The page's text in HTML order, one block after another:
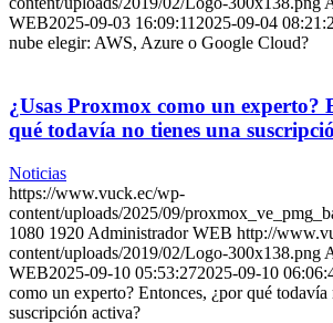
WEB2025-09-03 16:09:112025-09-04
nube elegir: AWS, Azure o Google Cloud?
¿Usas Proxmox como un experto?
qué todavía no tienes una
Noticias
https://www.vuck.ec/wp-
content/uploads/2025/09/
1080 1920 Administrador WEB http://
content/uploads/2019/02/Logo-300x138.png
WEB2025-09-10 05:53:272025-09-10
como un experto? Entonces, ¿por qué todavía
suscripción activa?